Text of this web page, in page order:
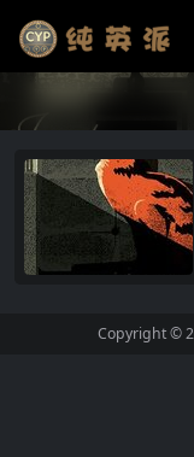
Copyright ©